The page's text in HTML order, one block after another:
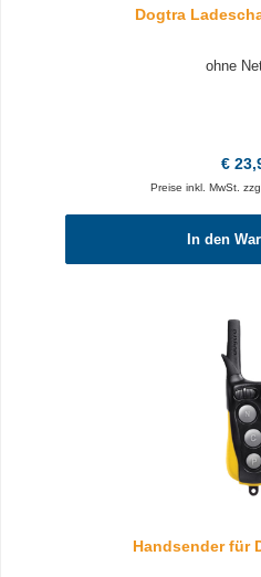
Dogtra
ohne
€
Preise inkl. MwSt.
In den
Handsender für